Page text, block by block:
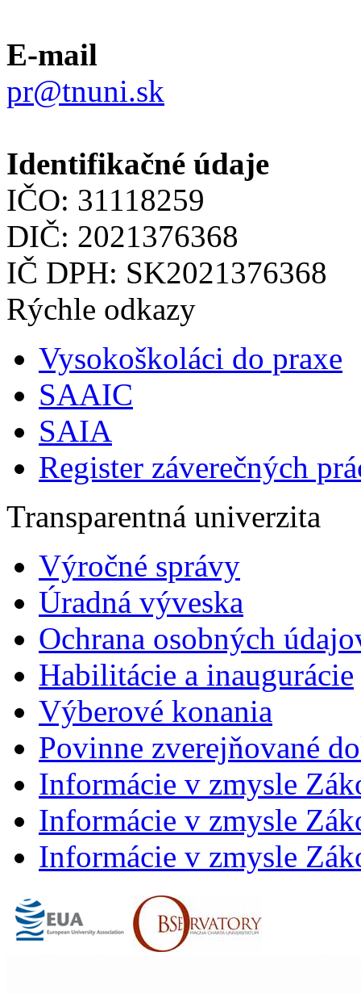
E-mail
pr@tnuni.sk
Identifikačné údaje
IČO: 31118259
DIČ: 2021376368
IČ DPH: SK2021376368
Rýchle odkazy
Vysokoškoláci do praxe
SAAIC
SAIA
Register záverečných
Transparentná univerzita
Výročné správy
Úradná výveska
Ochrana osobných
Habilitácie a inaugurácie
Výberové konania
Povinne zverejňované
Informácie v zmysle
Informácie v zmysle
Informácie v zmysle